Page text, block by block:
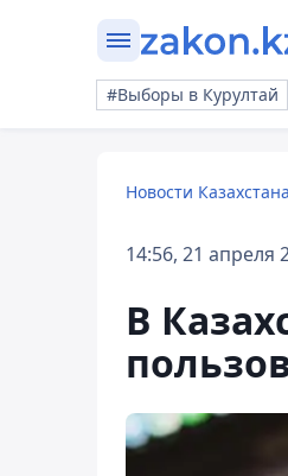
#Выборы в Курултай
Новости
14:56, 21 апреля
В